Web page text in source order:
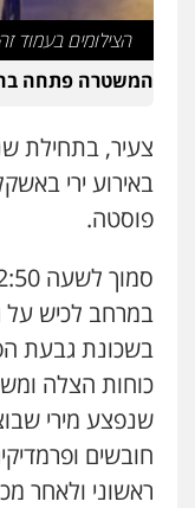
נוער
הצילומים בעמוד זה בהתאם
המשטרה פתחה
פוסטה.
במרחב לכיש על
בשכונת גבעת
שנפצע מירי
חובשים
ראשוני ולאחר